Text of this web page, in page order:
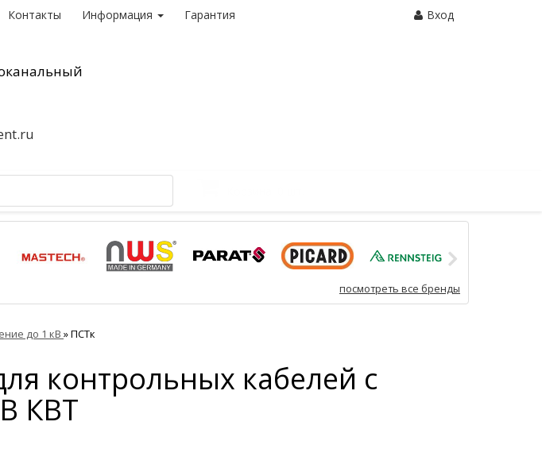
Контакты Информация Гарантия Вход
посмотреть все бренды
до 1 кВ »ПСТк
контрольных кабелей с
КВТ